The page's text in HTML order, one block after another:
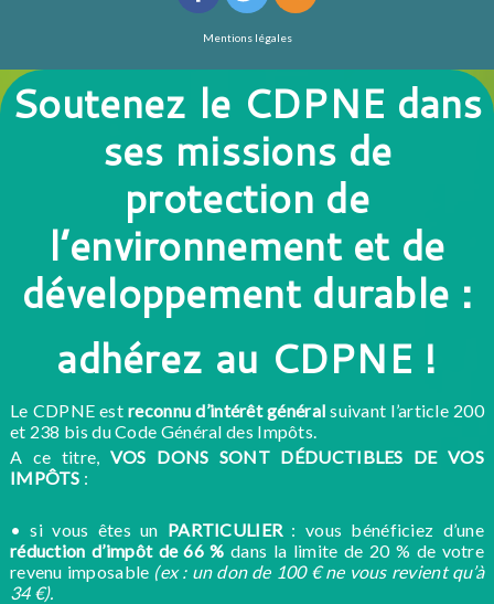
Mentions légales
Soutenez le CDPNE dans
ses missions de
protection de
l’environnement et de
développement durable :
adhérez au CDPNE !
Le CDPNE estreconnu d’intérêt général suivant l’article 200
et 238 bis du Code Général des Impôts.
A ce titre, VOS DONS SONT DÉDUCTIBLES DE VOS
IMPÔTS :
• si vous êtes un PARTICULIER : vous bénéficiez d’une
réduction d’impôt de 66 % dans la limite de 20 % de votre
revenu imposable (ex : un don de 100 € ne vous revient qu’à
34 €).